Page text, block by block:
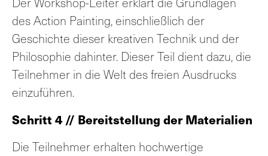
des Action Painting, einschließlich der
Geschichte dieser kreativen Technik und der
Philosophie dahinter. Dieser Teil dient dazu, die
Teilnehmer in die Welt des freien Ausdrucks
einzuführen.
Schritt 4 // Bereitstellung der Materialien
Die Teilnehmer erhalten hochwertige